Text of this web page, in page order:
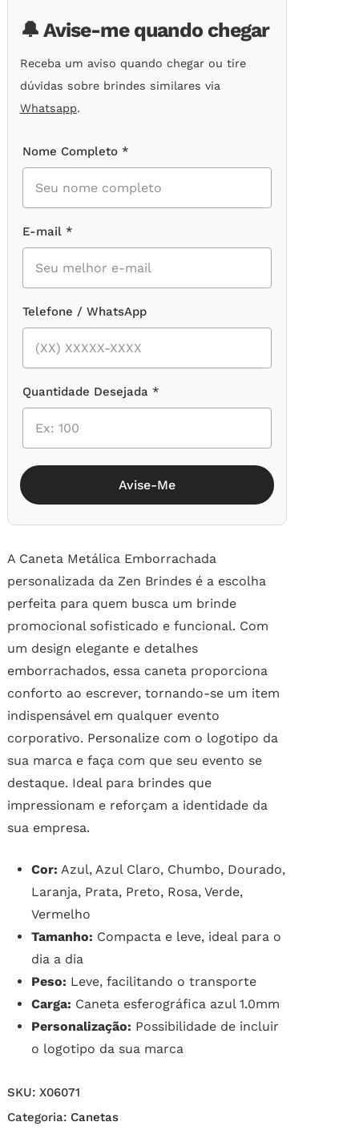
🔔 Avise-me quando chegar
Receba um aviso quando chegar ou tire
dúvidas sobre brindes similares via
Whatsapp.
Nome Completo *
E-mail *
Telefone / WhatsApp
Quantidade Desejada *
Avise-Me
A Caneta Metálica Emborrachada
personalizada da Zen Brindes é a escolha
perfeita para quem busca um brinde
promocional sofisticado e funcional. Com
um design elegante e detalhes
emborrachados, essa caneta proporciona
conforto ao escrever, tornando-se um item
indispensável em qualquer evento
corporativo. Personalize com o logotipo da
sua marca e faça com que seu evento se
destaque. Ideal para brindes que
impressionam e reforçam a identidade da
sua empresa.
Cor: Azul, Azul Claro, Chumbo, Dourado,
Laranja, Prata, Preto, Rosa, Verde,
Vermelho
Tamanho: Compacta e leve, ideal para o
dia a dia
Peso: Leve, facilitando o transporte
Carga: Caneta esferográfica azul 1.0mm
Personalização: Possibilidade de incluir
o logotipo da sua marca
SKU: X06071
Categoria: Canetas